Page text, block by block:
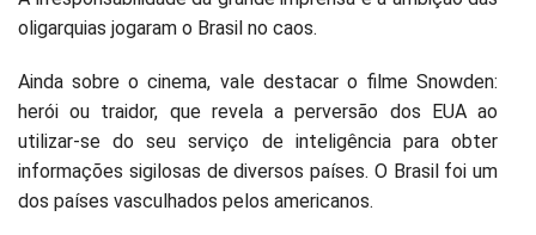
oligarquias jogaram o Brasil no caos.
Ainda sobre o cinema, vale destacar o filme Snowden:
herói ou traidor, que revela a perversão dos EUA ao
utilizar-se do seu serviço de inteligência para obter
informações sigilosas de diversos países. O Brasil foi um
dos países vasculhados pelos americanos.